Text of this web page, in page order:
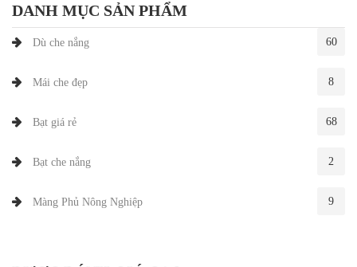
DANH MỤC SẢN PHẨM
Dù che nắng 60
Mái che đẹp 8
Bạt giá rẻ 68
Bạt che nắng 2
Màng Phủ Nông Nghiệp 9